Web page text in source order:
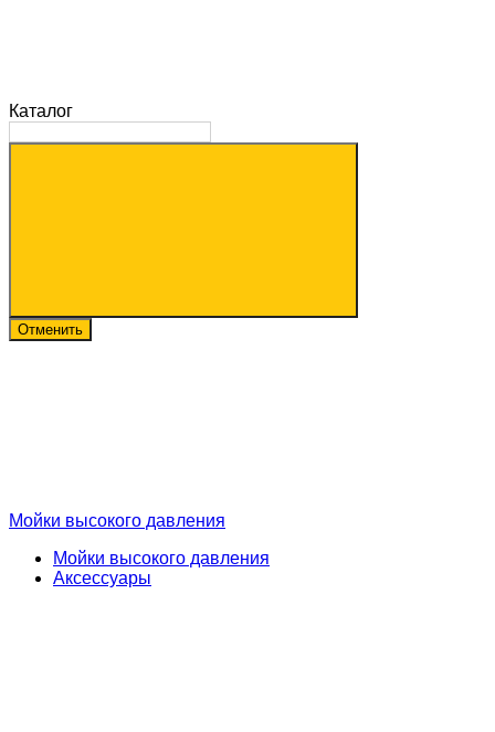
Каталог
Отменить
Мойки высокого давления
Мойки высокого давления
Аксессуары